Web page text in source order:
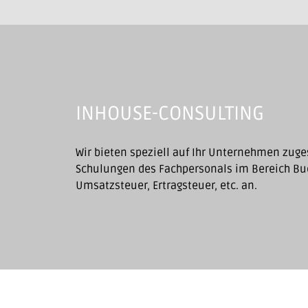
INHOUSE-CONSULTING
Wir bieten speziell auf Ihr Unternehmen
Schulungen des Fachpersonals im Bereich
Umsatzsteuer, Ertragsteuer, etc. an.